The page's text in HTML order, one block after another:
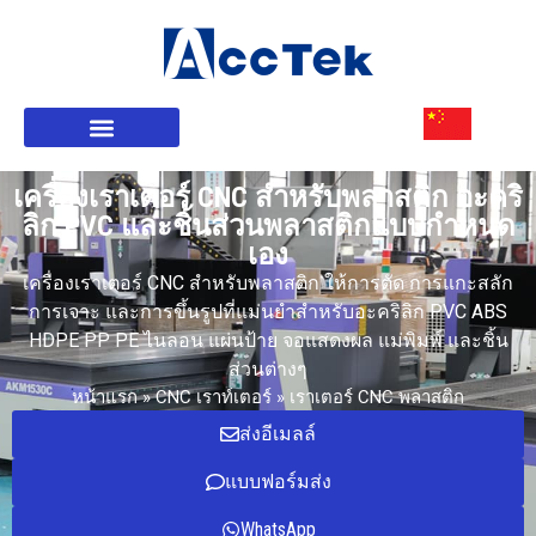
เครื่องเราเตอร์ CNC สำหรับพลาสติก อะคริ
ลิก PVC และชิ้นส่วนพลาสติกแบบกำหนด
เอง
เครื่องเราเตอร์ CNC สำหรับพลาสติก ให้การตัด การแกะสลัก
การเจาะ และการขึ้นรูปที่แม่นยำสำหรับอะคริลิก PVC ABS
HDPE PP PE ไนลอน แผ่นป้าย จอแสดงผล แม่พิมพ์ และชิ้น
ส่วนต่างๆ
หน้าแรก»CNC เราท์เตอร์ » เราเตอร์ CNC พลาสติก
ส่งอีเมลล์
แบบฟอร์มส่ง
WhatsApp